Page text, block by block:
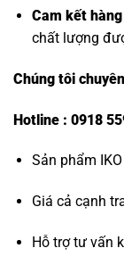
Cam kết
chất lượng
Chúng tôi
Hotline : 0918
Sản phẩm
Giá cả cạnh
Hỗ trợ tư vấn